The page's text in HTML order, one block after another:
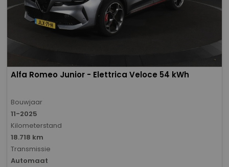
Alfa Romeo Junior - Elettrica Veloce 54 kWh
Bouwjaar
11-2025
Kilometerstand
18.718 km
Transmissie
Automaat